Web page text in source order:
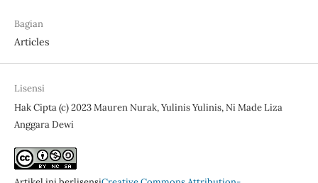
Bagian
Articles
Lisensi
Hak Cipta (c) 2023 Mauren Nurak, Yulinis Yulinis, Ni Made Liza
Anggara Dewi